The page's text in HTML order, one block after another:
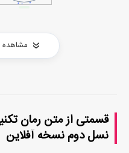
قسمتی از متن رمان
نسل دوم نسخه آفلاین